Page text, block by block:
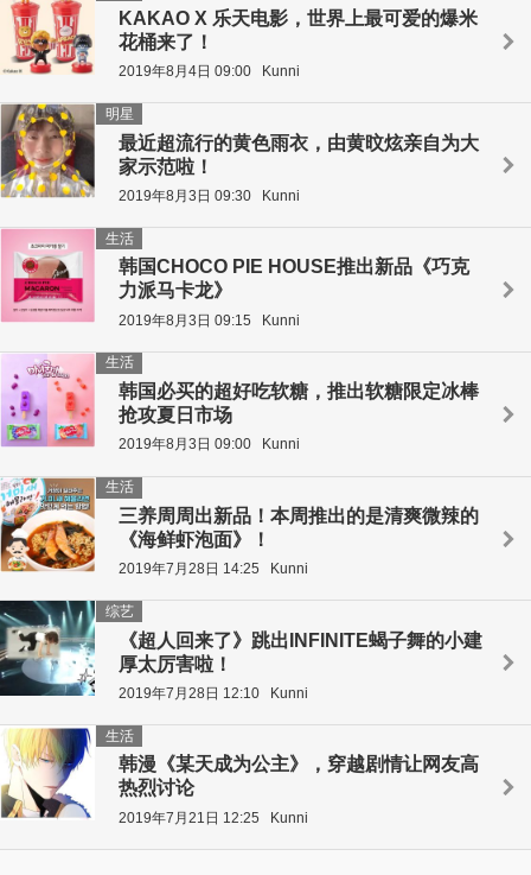
KAKAO X 乐天电影，世界上最可爱的爆米
花桶来了！
2019年8月4日 09:00 Kunni
最近超流行的黄色雨衣，由黄旼炫亲自为大
家示范啦！
明星
2019年8月3日 09:30 Kunni
韩国CHOCO PIE HOUSE推出新品《巧克
力派马卡龙》
生活
2019年8月3日 09:15 Kunni
韩国必买的超好吃软糖，推出软糖限定冰棒
抢攻夏日市场
生活
2019年8月3日 09:00 Kunni
三养周周出新品！本周推出的是清爽微辣的
《海鲜虾泡面》！
生活
2019年7月28日 14:25 Kunni
《超人回来了》跳出INFINITE蝎子舞的小建
厚太厉害啦！
综艺
2019年7月28日 12:10 Kunni
韩漫《某天成为公主》，穿越剧情让网友高
热烈讨论
生活
2019年7月21日 12:25 Kunni